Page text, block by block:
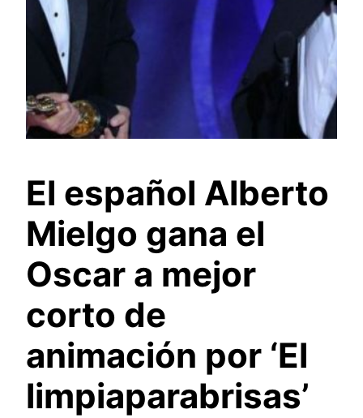
El español Alberto
Mielgo gana el
Oscar a mejor
corto de
animación por ‘El
limpiaparabrisas’